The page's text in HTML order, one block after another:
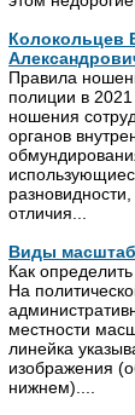
Колокольцев
Правила
полиции в
ношения
органов
отличия...
Виды
Как
На
местности
линейка
изображения
нижнем)....